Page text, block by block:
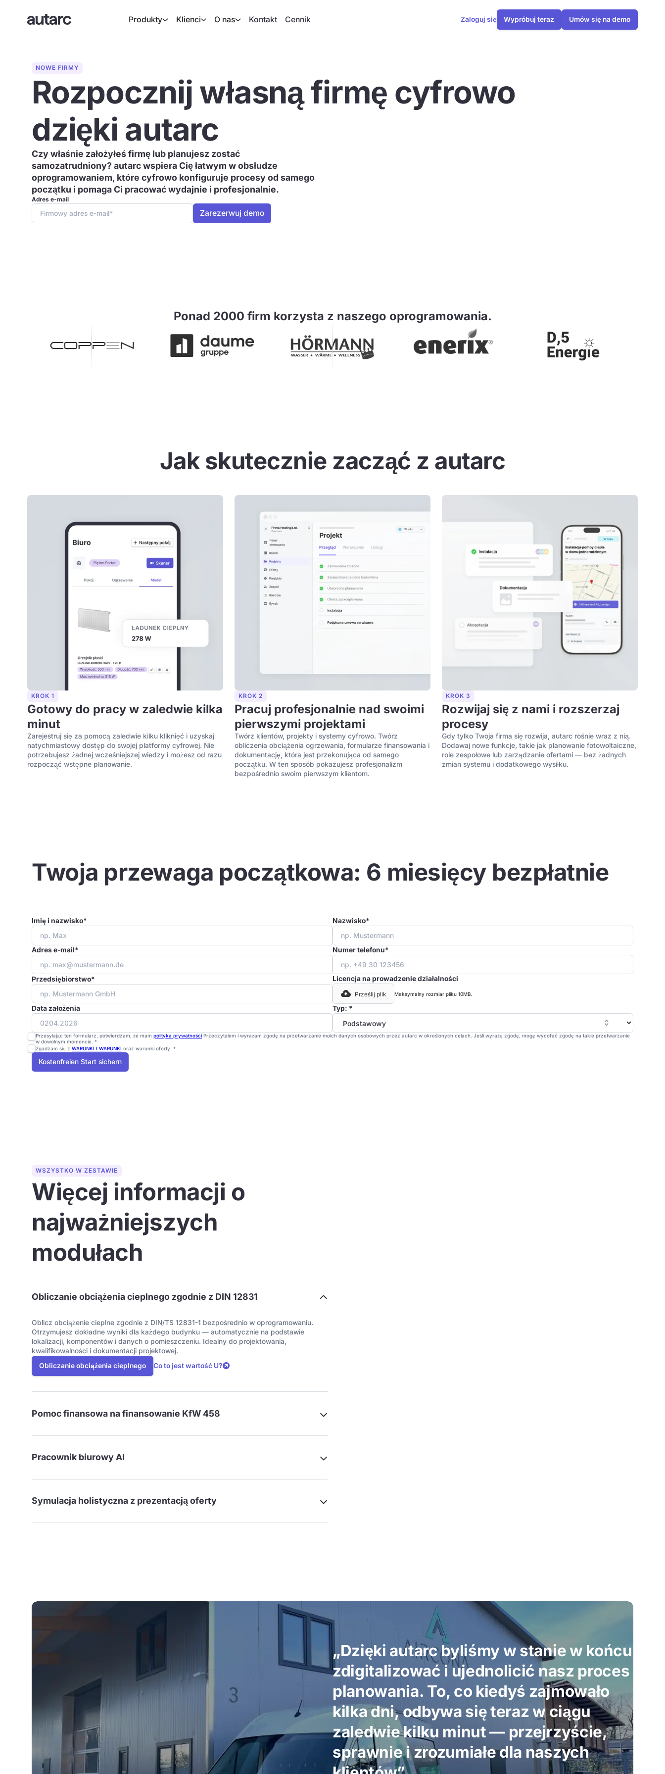
Produkty Klienci O nas Kontakt Cennik Zaloguj się Wypróbuj teraz Umów się na demo
NOWE FIRMY
Rozpocznij własną firmę cyfrowo
dzięki autarc
Czy właśnie założyłeś firmę lub planujesz zostać
samozatrudniony? autarc wspiera Cię łatwym w obsłudze
oprogramowaniem, które cyfrowo konfiguruje procesy od samego
początku i pomaga Ci pracować wydajnie i profesjonalnie.
Adres e-mail
Ponad 2000 firm korzysta z naszego oprogramowania.
Jak skutecznie zacząć z autarc
KROK 1
Gotowy do pracy w zaledwie kilka
minut
Zarejestruj się za pomocą zaledwie kilku kliknięć i uzyskaj
natychmiastowy dostęp do swojej platformy cyfrowej. Nie
potrzebujesz żadnej wcześniejszej wiedzy i możesz od razu
rozpocząć wstępne planowanie.
KROK 2
Pracuj profesjonalnie nad swoimi
pierwszymi projektami
Twórz klientów, projekty i systemy cyfrowo. Twórz
obliczenia obciążenia ogrzewania, formularze finansowania i
dokumentację, która jest przekonująca od samego
początku. W ten sposób pokazujesz profesjonalizm
bezpośrednio swoim pierwszym klientom.
KROK 3
Rozwijaj się z nami i rozszerzaj
procesy
Gdy tylko Twoja firma się rozwija, autarc rośnie wraz z nią.
Dodawaj nowe funkcje, takie jak planowanie fotowoltaiczne,
role zespołowe lub zarządzanie ofertami — bez żadnych
zmian systemu i dodatkowego wysiłku.
Twoja przewaga początkowa: 6 miesięcy bezpłatnie
Imię i nazwisko* Nazwisko*
Adres e-mail* Numer telefonu*
Przedsiębiorstwo* Licencja na prowadzenie działalności
Prześlij plik Maksymalny rozmiar pliku 10MB.
Data założenia Typ: *
Przesyłając ten formularz, potwierdzam, że mampolityka prywatności Przeczytałem i wyrażam zgodę na przetwarzanie moich danych osobowych przez autarc w określonych celach. Jeśli wyrażę zgodę, mogę wycofać zgodę na takie przetwarzanie
w dowolnym momencie. *
Zgadzam się zWARUNKI I WARUNKI oraz warunki oferty. *
WSZYSTKO W ZESTAWIE
Więcej informacji o
najważniejszych
modułach
Obliczanie obciążenia cieplnego zgodnie z DIN 12831
Oblicz obciążenie cieplne zgodnie z DIN/TS 12831-1 bezpośrednio w oprogramowaniu.
Otrzymujesz dokładne wyniki dla każdego budynku — automatycznie na podstawie
lokalizacji, komponentów i danych o pomieszczeniu. Idealny do projektowania,
kwalifikowalności i dokumentacji projektowej.
Obliczanie obciążenia cieplnego
Co to jest wartość U?
Pomoc finansowa na finansowanie KfW 458
Pracownik biurowy AI
Symulacja holistyczna z prezentacją oferty
„Dzięki autarc byliśmy w stanie w końcu
zdigitalizować i ujednolicić nasz proces
planowania. To, co kiedyś zajmowało
kilka dni, odbywa się teraz w ciągu
zaledwie kilku minut — przejrzyście,
sprawnie i zrozumiałe dla naszych